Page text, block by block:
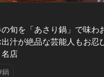
旬を「あさり鍋」で味わ
汁が絶品な芸能人もお忍
名店
鍋